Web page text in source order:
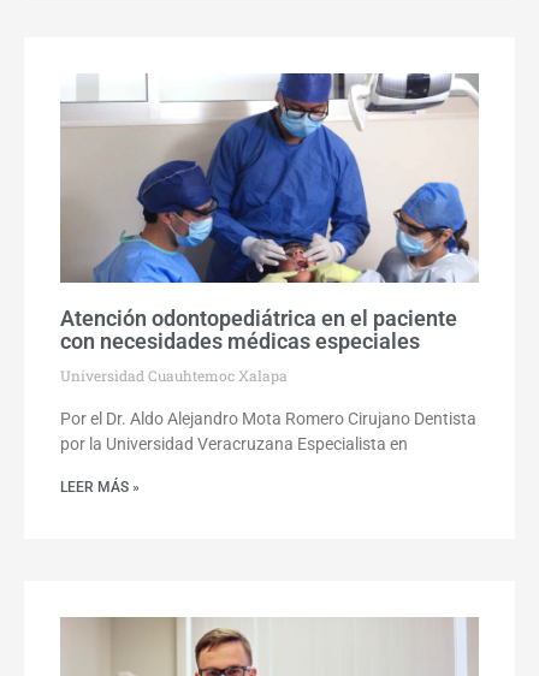
Atención odontopediátrica en el paciente
con necesidades médicas especiales
Universidad Cuauhtemoc Xalapa
Por el Dr. Aldo Alejandro Mota Romero Cirujano Dentista
por la Universidad Veracruzana Especialista en
LEER MÁS »